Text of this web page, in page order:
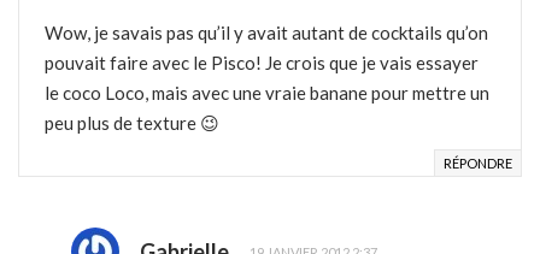
Wow, je savais pas qu’il y avait autant de cocktails qu’on
pouvait faire avec le Pisco! Je crois que je vais essayer
le coco Loco, mais avec une vraie banane pour mettre un
peu plus de texture 😉
RÉPONDRE